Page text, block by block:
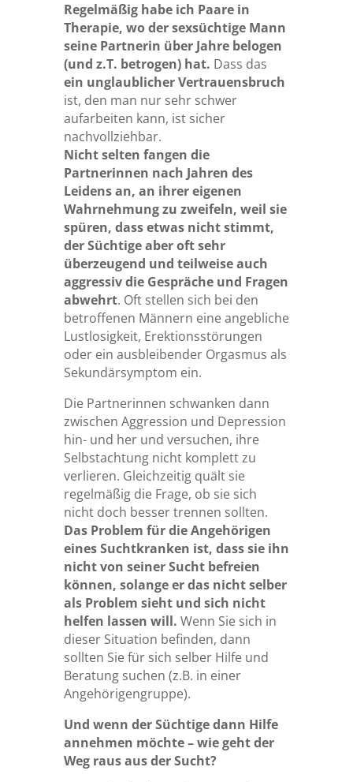
Regelmäßig habe ich Paare in
Therapie, wo der sexsüchtige Mann
seine Partnerin über Jahre belogen
(und z.T. betrogen) hat. Dass das
ein unglaublicher Vertrauensbruch
ist, den man nur sehr schwer
aufarbeiten kann, ist sicher
nachvollziehbar.
Nicht selten fangen die
Partnerinnen nach Jahren des
Leidens an, an ihrer eigenen
Wahrnehmung zu zweifeln, weil sie
spüren, dass etwas nicht stimmt,
der Süchtige aber oft sehr
überzeugend und teilweise auch
aggressiv die Gespräche und Fragen
abwehrt. Oft stellen sich bei den
betroffenen Männern eine angebliche
Lustlosigkeit, Erektionsstörungen
oder ein ausbleibender Orgasmus als
Sekundärsymptom ein.
Die Partnerinnen schwanken dann
zwischen Aggression und Depression
hin- und her und versuchen, ihre
Selbstachtung nicht komplett zu
verlieren. Gleichzeitig quält sie
regelmäßig die Frage, ob sie sich
nicht doch besser trennen sollten.
Das Problem für die Angehörigen
eines Suchtkranken ist, dass sie ihn
nicht von seiner Sucht befreien
können, solange er das nicht selber
als Problem sieht und sich nicht
helfen lassen will. Wenn Sie sich in
dieser Situation befinden, dann
sollten Sie für sich selber Hilfe und
Beratung suchen (z.B. in einer
Angehörigengruppe).
Und wenn der Süchtige dann Hilfe
annehmen möchte – wie geht der
Weg raus aus der Sucht?